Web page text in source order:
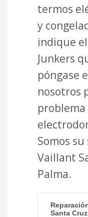
termos
y
indique
Junkers
póngase
nosotros
problema
Somos
Vaillant
Palma.
Santa